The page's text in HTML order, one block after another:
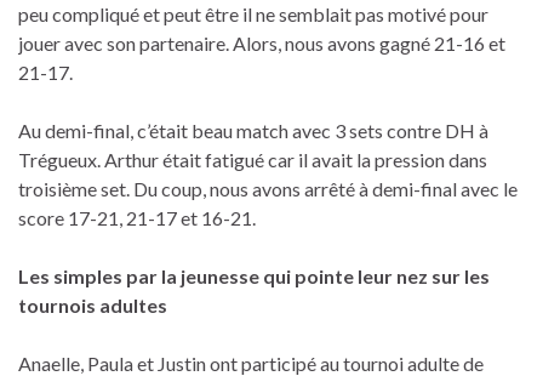
peu compliqué et peut être il ne semblait pas motivé pour
jouer avec son partenaire. Alors, nous avons gagné 21-16 et
21-17.
Au demi-final, c’était beau match avec 3 sets contre DH à
Trégueux. Arthur était fatigué car il avait la pression dans
troisième set. Du coup, nous avons arrêté à demi-final avec le
score 17-21, 21-17 et 16-21.
Les simples par la jeunesse qui pointe leur nez sur les
tournois adultes
Anaelle, Paula et Justin ont participé au tournoi adulte de